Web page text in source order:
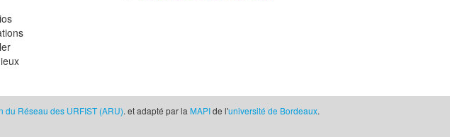
du Réseau des URFIST (ARU). et adapté par la MAPIde l'université de Bordeaux.